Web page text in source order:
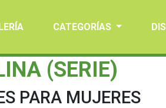
CATEGORÍAS
(SERIE)
PARA MUJERES